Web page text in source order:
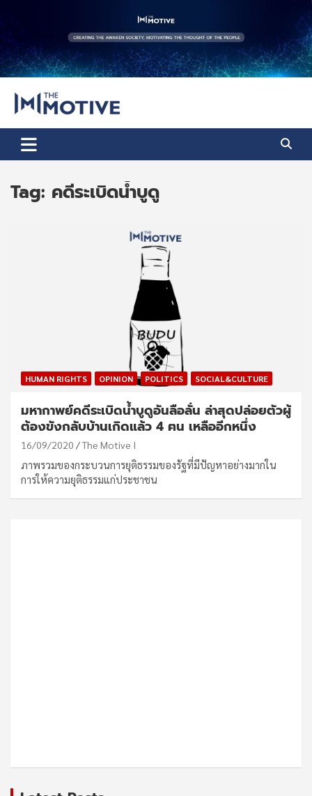
content
The Motive
Tag: คดีระเบิดน้ำบูดู
HUMAN RIGHTS OPINION POLITICS SOCIAL&CULTURE
มหากาพย์คดีระเบิดน้ำบูดูอันลือลั่น ล่าสุดปล่อยตัวผู้
ต้องขังกลับบ้านเกิดแล้ว 4 ฅน เหลืออีกหนึ่ง
16/09/2020 The Motive I
ภาพรวมของกระบวนการยุติธรรมของรัฐที่มีปัญหาอย่างมากใน
การให้ความยุติธรรมแก่ประชาชน